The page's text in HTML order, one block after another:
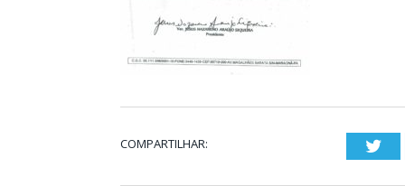
COMPARTILHAR: